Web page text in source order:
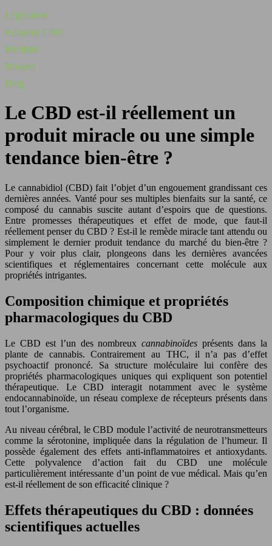
Législation
E-liquide CBD
Bienfaits
Risques
Blog
Le CBD est-il réellement un
produit miracle ou une simple
tendance bien-être ?
Le cannabidiol (CBD) fait l’objet d’un engouement grandissant ces
dernières années. Vanté pour ses multiples bienfaits sur la santé, ce
composé du cannabis suscite autant d’espoirs que de questions.
Entre promesses thérapeutiques et effet de mode, que faut-il
réellement penser du CBD ? Est-il le remède miracle tant attendu ou
simplement le dernier produit tendance du marché du bien-être ?
Pour y voir plus clair, plongeons dans les dernières avancées
scientifiques et réglementaires concernant cette molécule aux
propriétés intrigantes.
Composition chimique et propriétés
pharmacologiques du CBD
Le CBD est l’un des nombreuxcannabinoïdesprésents dans la
plante de cannabis. Contrairement au THC, il n’a pas d’effet
psychoactif prononcé. Sa structure moléculaire lui confère des
propriétés pharmacologiques uniques qui expliquent son potentiel
thérapeutique. Le CBD interagit notamment avec le système
endocannabinoïde, un réseau complexe de récepteurs présents dans
tout l’organisme.
Au niveau cérébral, le CBD module l’activité de neurotransmetteurs
comme la sérotonine, impliquée dans la régulation de l’humeur. Il
possède également des effets anti-inflammatoires et antioxydants.
Cette polyvalence d’action fait du CBD une molécule
particulièrement intéressante d’un point de vue médical. Mais qu’en
est-il réellement de son efficacité clinique ?
Effets thérapeutiques du CBD : données
scientifiques actuelles